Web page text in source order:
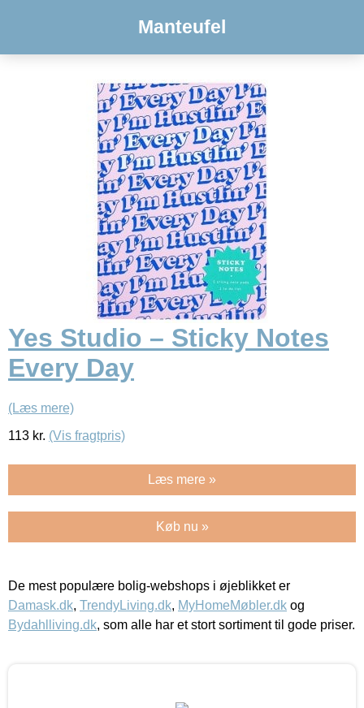
Manteufel
Yes Studio – Sticky Notes
Every Day
(Læs mere)
113 kr. (Vis fragtpris)
Læs mere »
Køb nu »
De mest populære bolig-webshops i øjeblikket er
Damask.dk, TrendyLiving.dk, MyHomeMøbler.dk og
Bydahlliving.dk, som alle har et stort sortiment til gode priser.